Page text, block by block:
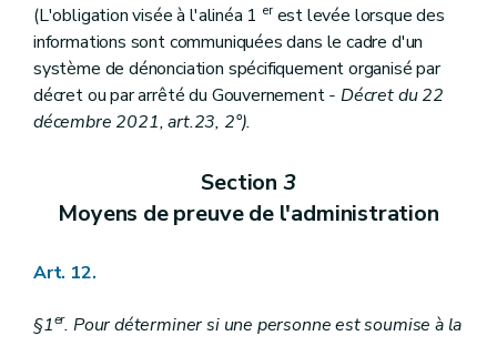
(L'obligation visée à l'alinéa 1 erest levée lorsque des
informations sont communiquées dans le cadre d'un
système de dénonciation spécifiquement organisé par
décret ou par arrêté du Gouvernement- Décret du 22
décembre 2021, art.23, 2°).
Section 3
Moyens de preuve de l'administration
Art. 12.
§1er. Pour déterminer si une personne est soumise à la